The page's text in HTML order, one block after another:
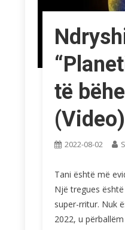
të
(Video)
2022-08-02
Tani është më
Një tregues
super-rritur. Nuk
2022, u